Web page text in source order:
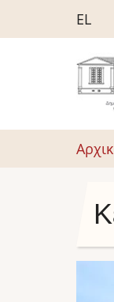
Παράκαμψη
προς
περιεχόμενο
EL